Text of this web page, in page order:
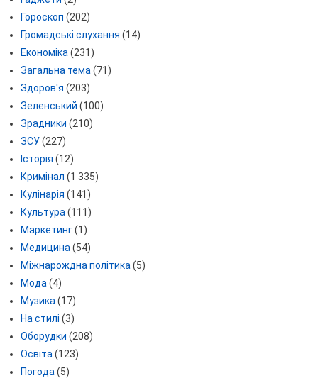
Гороскоп (202)
Громадські слухання (14)
Економіка(231)
Загальна тема(71)
Здоров'я (203)
Зеленський (100)
Зрадники (210)
ЗСУ(227)
Історія (12)
Кримінал (1 335)
Кулінарія (141)
Культура(111)
Маркетинг(1)
Медицина(54)
Міжнарождна політика(5)
Мода(4)
Музика(17)
На стилі (3)
Оборудки (208)
Освіта(123)
Погода(5)